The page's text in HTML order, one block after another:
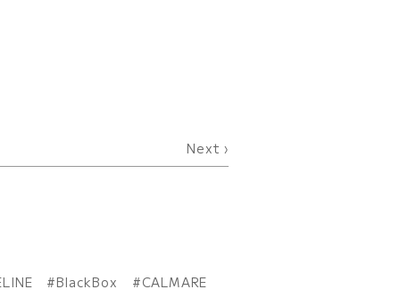
Next
BlackBox
CALMARE